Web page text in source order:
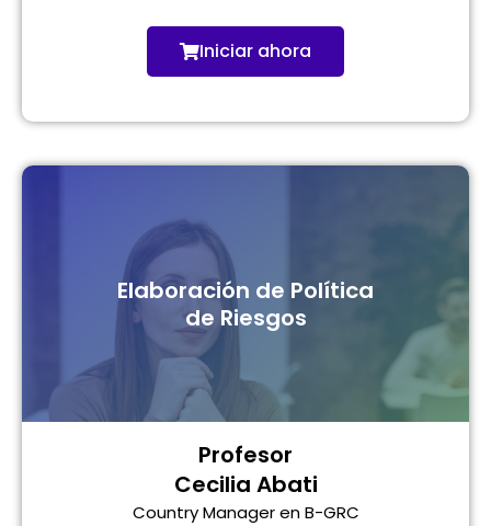
Iniciar ahora
Elaboración de Política
de Riesgos
Profesor
Cecilia Abati
Country Manager en B-GRC